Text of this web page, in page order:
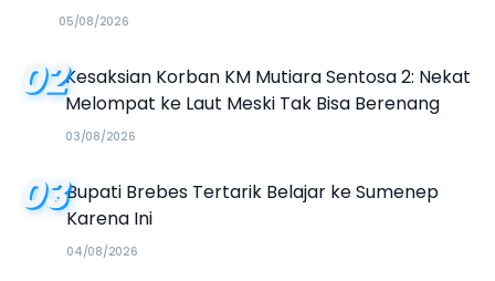
05/08/2026
02Kesaksian Korban KM Mutiara Sentosa 2: Nekat
Melompat ke Laut Meski Tak Bisa Berenang
03/08/2026
03Bupati Brebes Tertarik Belajar ke Sumenep
Karena Ini
04/08/2026